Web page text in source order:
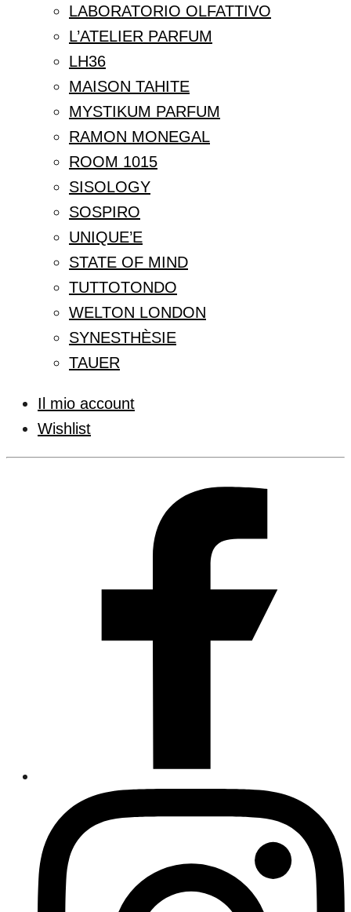
LABORATORIO OLFATTIVO
L’ATELIER PARFUM
LH36
MAISON TAHITE
MYSTIKUM PARFUM
RAMON MONEGAL
ROOM 1015
SISOLOGY
SOSPIRO
UNIQUE’E
STATE OF MIND
TUTTOTONDO
WELTON LONDON
SYNESTHÈSIE
TAUER
Il mio account
Wishlist